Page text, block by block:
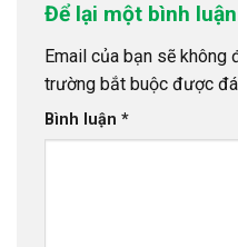
Để lại một bình luận
Email của bạn sẽ không
trường bắt buộc được
Bình luận *